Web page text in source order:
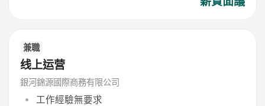
兼職
线上运营
銀河錦源國際商務有限公司
工作經驗無要求